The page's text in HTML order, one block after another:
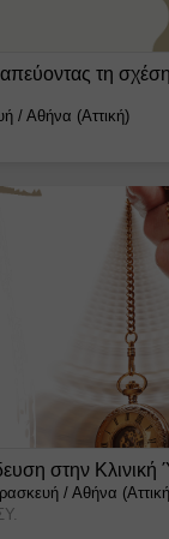
τη
/Αθήνα (Αττική)
στην
/Αθήνα